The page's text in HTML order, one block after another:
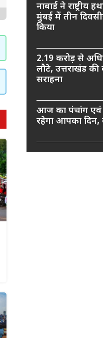
नाबार्ड ने
मुंबई में तीन
किया
2.19 करोड़ से
लौटे, उत्तराखंड
सराहना
आज का पंचांग एवं
रहेगा आपका दिन,